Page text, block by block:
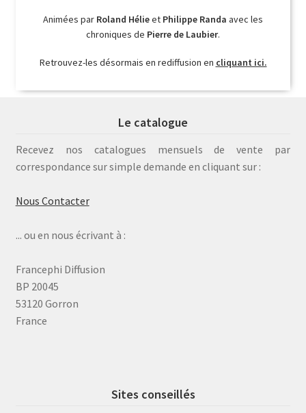
Animées par Roland Hélieet Philippe Randa avec les
chroniques de Pierre de Laubier.
Retrouvez-les désormais en rediffusion en cliquant ici.
Le catalogue
Recevez nos catalogues mensuels de vente par
correspondance sur simple demande en cliquant sur :
Nous Contacter
... ou en nous écrivant à :
Francephi Diffusion
BP 20045
53120 Gorron
France
Sites conseillés